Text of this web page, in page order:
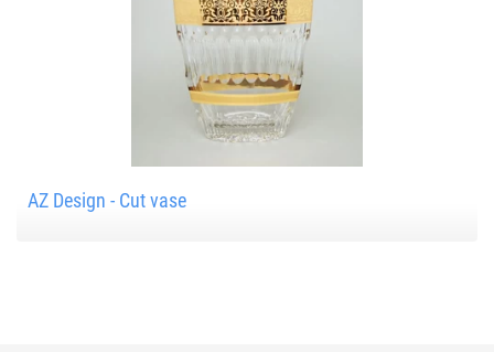
AZ Design - Cut vase